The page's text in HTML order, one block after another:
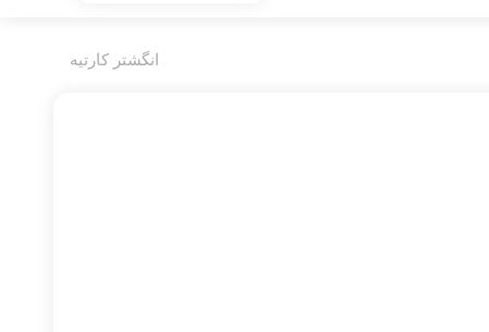
انگشتر کارتیه